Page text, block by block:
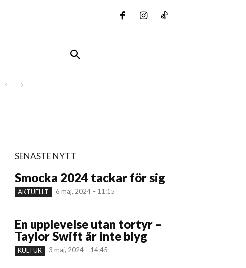
SENASTE NYTT
Smocka 2024 tackar för sig
AKTUELLT 6 maj, 2024 – 11:15
En upplevelse utan tortyr –
Taylor Swift är inte blyg
KULTUR 3 maj, 2024 – 14:45